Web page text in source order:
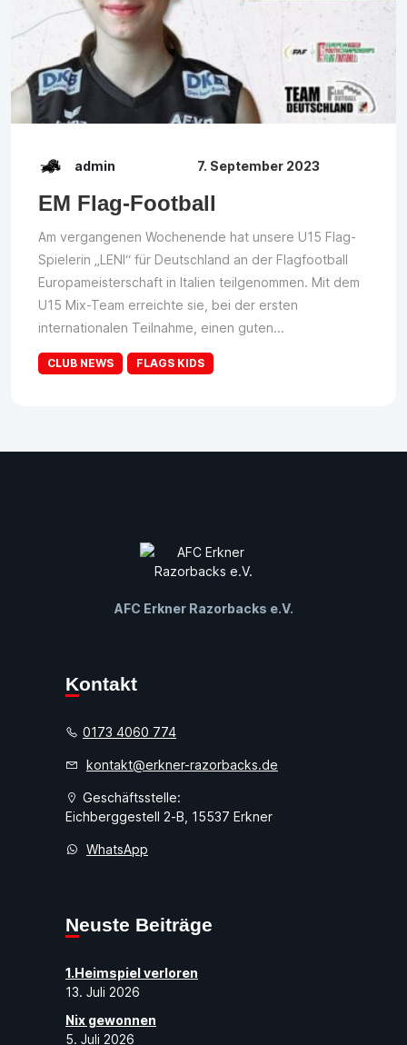
admin 7. September 2023
EM Flag-Football
Am vergangenen Wochenende hat unsere U15 Flag-
Spielerin „LENI“ für Deutschland an der Flagfootball
Europameisterschaft in Italien teilgenommen. Mit dem
U15 Mix-Team erreichte sie, bei der ersten
internationalen Teilnahme, einen guten...
CLUB NEWS FLAGS KIDS
AFC Erkner Razorbacks e.V.
Kontakt
0173 4060 774
kontakt@erkner-razorbacks.de
Geschäftsstelle:
Eichberggestell 2-B, 15537 Erkner
WhatsApp
Neuste Beiträge
1.Heimspiel verloren
13. Juli 2026
Nix gewonnen
5. Juli 2026